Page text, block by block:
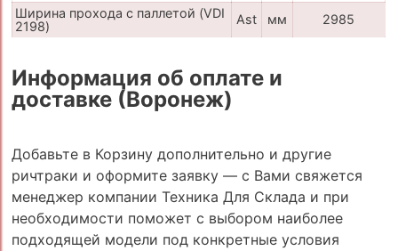
Ширина прохода с паллетой (VDI
2198)
Ast мм 2985
Информация об оплате и
доставке (Воронеж)
Добавьте в Корзину дополнительно и другие
ричтраки и оформите заявку — с Вами свяжется
менеджер компании Техника Для Склада и при
необходимости поможет с выбором наиболее
подходящей модели под конкретные условия